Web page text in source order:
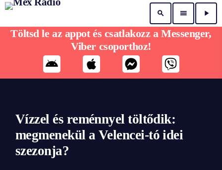
search menu play_arrow
Vízzel és reménnyel töltődik:
megmenekül a Velencei-tó idei
szezonja?
Töltsd le az appot és csatlakozz a Messenger,
Viber csoporthoz!